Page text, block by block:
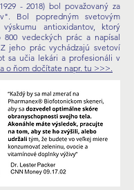
- 2018) bol považovaný za
Bol popredným svetovým
antioxidantov, ktorý
vedeckých prác a napísal
jeho prác vychádzajú svetoví
sa učia lekári a profesionáli v
o ňom dočítate napr. tu >>>.